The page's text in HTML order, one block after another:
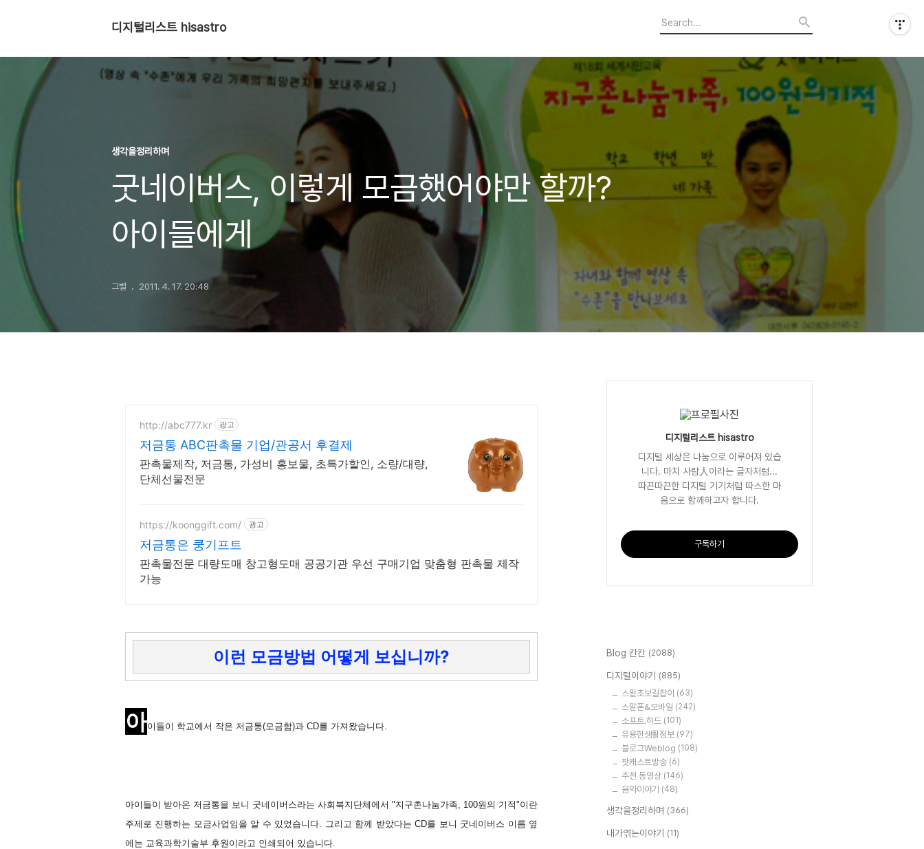
디지털리스트 hisastro
생각을정리하며
굿네이버스, 이렇게 모금했어야만 할까?
아이들에게
그별 2011. 4. 17. 20:48
http://abc777.kr 광고
저금통 ABC판촉물 기업/관공서 후결제
판촉물제작, 저금통, 가성비 홍보물, 초특가할인, 소량/대량,
단체선물전문
https://koonggift.com/ 광고
저금통은 쿵기프트
판촉물전문 대량도매 창고형도매 공공기관 우선 구매기업 맞춤형 판촉물 제작
가능
이런 모금방법 어떻게 보십니까?
아이들이 학교에서 작은 저금통(모금함)과 CD를 가져왔습니다.
아이들이 받아온 저금통을 보니 굿네이버스라는 사회복지단체에서 "지구촌나눔가족, 100원의 기적"이란
주제로 진행하는 모금사업임을 알 수 있었습니다. 그리고 함께 받았다는 CD를 보니 굿네이버스 이름 옆
에는 교육과학기술부 후원이라고 인쇄되어 있습니다.
디지털리스트 hisastro
디지털 세상은 나눔으로 이루어져 있습
니다. 마치 사람人이라는 글자처럼...
따끈따끈한 디지털 기기처럼 따스한 마
음으로 함께하고자 합니다.
구독하기
Blog 칸칸 (2088)
디지털이야기 (885)
스맡초보길잡이 (63)
스맡폰&모바일 (242)
소프트.하드 (101)
유용한생활정보 (97)
블로그Weblog (108)
팟캐스트방송 (6)
추천 동영상 (146)
음악이야기 (48)
생각을정리하며 (366)
내가엮는이야기 (11)